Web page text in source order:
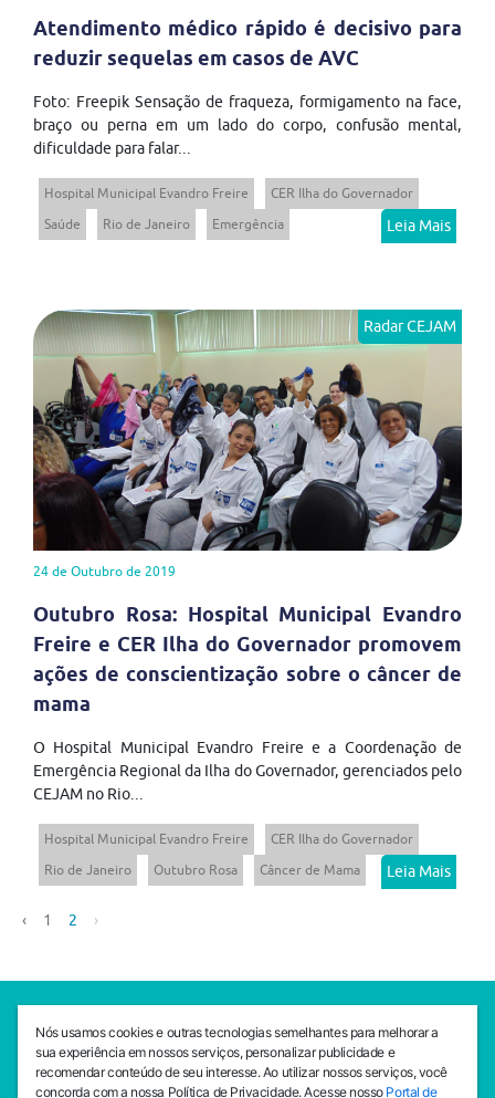
Atendimento médico rápido é decisivo para
reduzir sequelas em casos de AVC
Foto: Freepik Sensação de fraqueza, formigamento na face,
braço ou perna em um lado do corpo, confusão mental,
dificuldade para falar...
Hospital Municipal Evandro Freire
CER Ilha do Governador
Saúde
Rio de Janeiro Emergência Leia Mais
Radar CEJAM
24 de Outubro de 2019
Outubro Rosa: Hospital Municipal Evandro
Freire e CER Ilha do Governador promovem
ações de conscientização sobre o câncer de
mama
O Hospital Municipal Evandro Freire e a Coordenação de
Emergência Regional da Ilha do Governador, gerenciados pelo
CEJAM no Rio...
Hospital Municipal Evandro Freire
CER Ilha do Governador
Rio de Janeiro
Outubro Rosa Câncer de Mama Leia Mais
‹ 1 2 ›
SEDE CEJAM
Av. da Liberdade, 765, Liberdade, São Paulo, 01503-001
(11) 3469 - 1818
Nós usamos cookies e outras tecnologias semelhantes para melhorar a
sua experiência em nossos serviços, personalizar publicidade e
recomendar conteúdo de seu interesse. Ao utilizar nossos serviços, você
concorda com a nossa Política de Privacidade. Acesse nosso Portal de